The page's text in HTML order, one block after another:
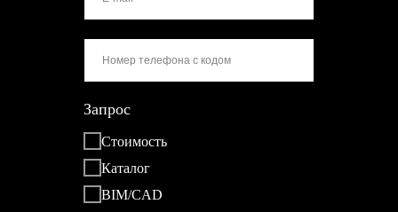
Запрос
Стоимость
Каталог
BIM/CAD